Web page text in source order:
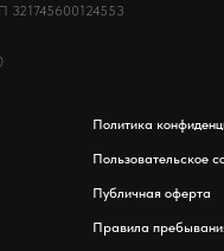
321745600124553
Политика
Пользовательское
Публичная оферта
Правила